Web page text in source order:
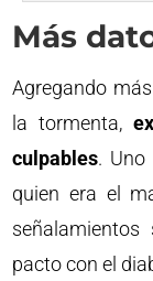
Más
Agregando
la tormenta,
culpables. Uno
quien era el
pacto con el